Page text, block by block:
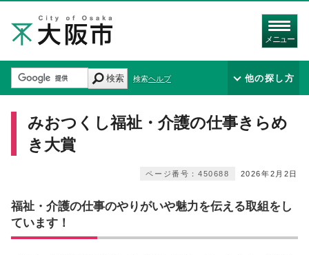
メニュー
検索 検索ヘルプ 他の探し方
みおつくし福祉・介護の仕事きらめ
き大賞
2026年2月2日
ページ番号：450688
福祉・介護の仕事のやりがいや魅力を伝える取組をし
ています！